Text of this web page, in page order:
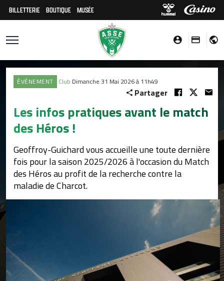
BILLETTERIE BOUTIQUE MUSÉE
ÉVÉNEMENT Club Dimanche 31 Mai 2026 à 11h49
Partager
Les infos pratiques avant le match
des Héros !
Geoffroy-Guichard vous accueille une toute dernière
fois pour la saison 2025/2026 à l'occasion du Match
des Héros au profit de la recherche contre la
maladie de Charcot.